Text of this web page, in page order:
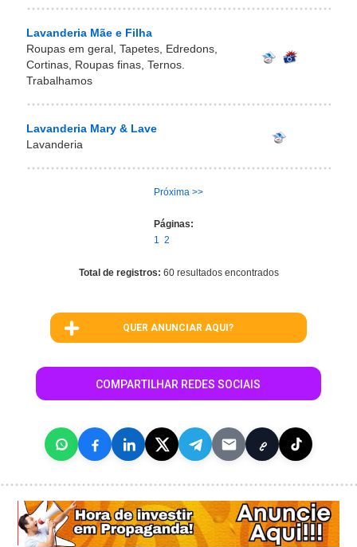
Lavanderia Mãe e Filha
Roupas em geral, Tapetes, Edredons,
Cortinas, Roupas finas, Ternos.
Trabalhamos
Lavanderia Mary & Lave
Lavanderia
Próxima >>
Páginas:
1 2
Total de registros: 60 resultados encontrados
QUER ANUNCIAR AQUI?
COMPARTILHAR REDES SOCIAIS